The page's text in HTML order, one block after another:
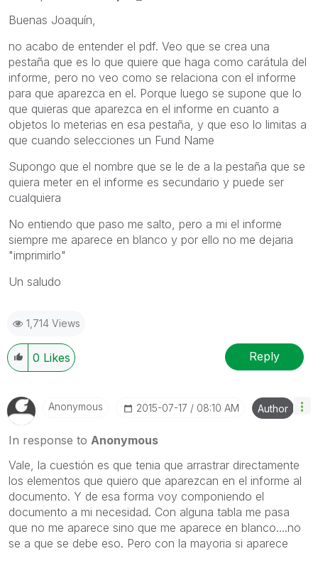
Buenas Joaquín,
no acabo de entender el pdf. Veo que se crea una
pestaña que es lo que quiere que haga como carátula del
informe, pero no veo como se relaciona con el informe
para que aparezca en el. Porque luego se supone que lo
que quieras que aparezca en el informe en cuanto a
objetos lo meterias en esa pestaña, y que eso lo limitas a
que cuando selecciones un Fund Name
Supongo que el nombre que se le de a la pestaña que se
quiera meter en el informe es secundario y puede ser
cualquiera
No entiendo que paso me salto, pero a mi el informe
siempre me aparece en blanco y por ello no me dejaria
"imprimirlo"
Un saludo
1,714 Views
0 Likes Reply
Anonymous ‎2015-07-17 08:10 AM Author
In response to Anonymous
Vale, la cuestión es que tenia que arrastrar directamente
los elementos que quiero que aparezcan en el informe al
documento. Y de esa forma voy componiendo el
documento a mi necesidad. Con alguna tabla me pasa
que no me aparece sino que me aparece en blanco....no
se a que se debe eso. Pero con la mayoria si aparece